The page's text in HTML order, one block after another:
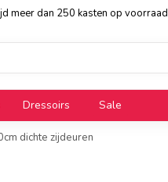
meer dan 250 kasten op voorraad
Dressoirs Sale
dichte zijdeuren